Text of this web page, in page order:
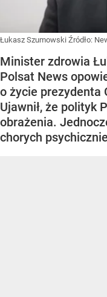
Łukasz Szumowski Źródło:
Minister zdrowia
Polsat News
o życie prezydenta
Ujawnił, że polityk
obrażenia.
chorych